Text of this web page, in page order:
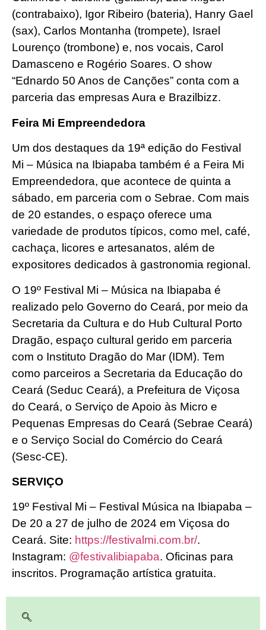
(contrabaixo), Igor Ribeiro (bateria), Hanry Gael
(sax), Carlos Montanha (trompete), Israel
Lourenço (trombone) e, nos vocais, Carol
Damasceno e Rogério Soares. O show
“Ednardo 50 Anos de Canções” conta com a
parceria das empresas Aura e Brazilbizz.
Feira Mi Empreendedora
Um dos destaques da 19ª edição do Festival
Mi – Música na Ibiapaba também é a Feira Mi
Empreendedora, que acontece de quinta a
sábado, em parceria com o Sebrae. Com mais
de 20 estandes, o espaço oferece uma
variedade de produtos típicos, como mel, café,
cachaça, licores e artesanatos, além de
expositores dedicados à gastronomia regional.
O 19º Festival Mi – Música na Ibiapaba é
realizado pelo Governo do Ceará, por meio da
Secretaria da Cultura e do Hub Cultural Porto
Dragão, espaço cultural gerido em parceria
com o Instituto Dragão do Mar (IDM). Tem
como parceiros a Secretaria da Educação do
Ceará (Seduc Ceará), a Prefeitura de Viçosa
do Ceará, o Serviço de Apoio às Micro e
Pequenas Empresas do Ceará (Sebrae Ceará)
e o Serviço Social do Comércio do Ceará
(Sesc-CE).
SERVIÇO
19º Festival Mi – Festival Música na Ibiapaba –
De 20 a 27 de julho de 2024 em Viçosa do
Ceará. Site: https://festivalmi.com.br/.
Instagram: @festivalibiapaba. Oficinas para
inscritos. Programação artística gratuita.